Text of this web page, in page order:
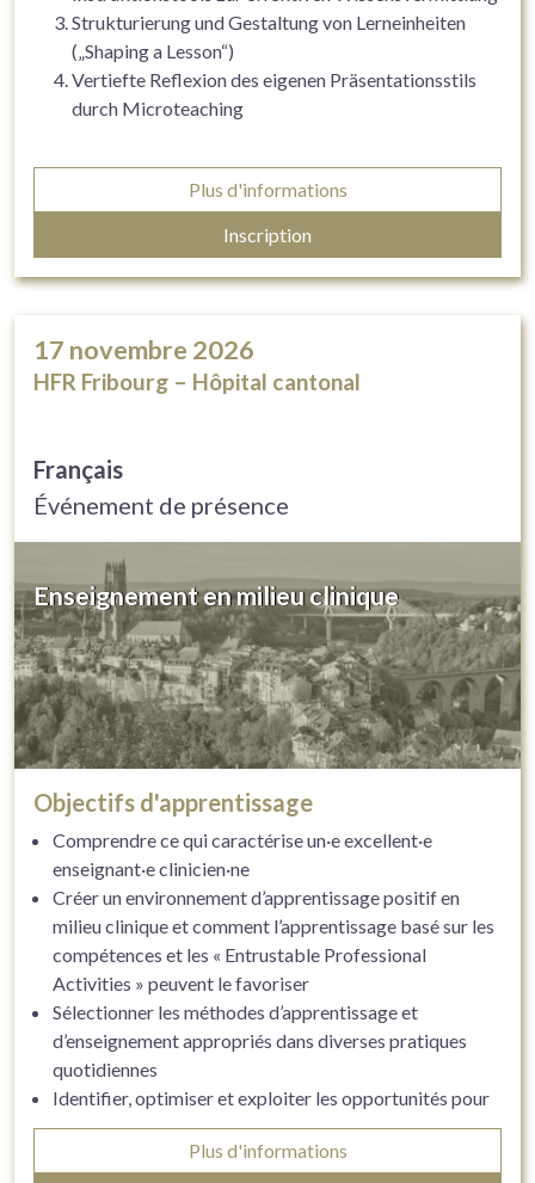
Strukturierung und Gestaltung von Lerneinheiten
(„Shaping a Lesson“)
Vertiefte Reflexion des eigenen Präsentationsstils
durch Microteaching
Plus d'informations
Inscription
17 novembre 2026
HFR Fribourg – Hôpital cantonal
Français
Événement de présence
Enseignement en milieu clinique
Objectifs d'apprentissage
Comprendre ce qui caractérise un·e excellent·e
enseignant·e clinicien·ne
Créer un environnement d’apprentissage positif en
milieu clinique et comment l’apprentissage basé sur les
compétences et les « Entrustable Professional
Activities » peuvent le favoriser
Sélectionner les méthodes d’apprentissage et
d’enseignement appropriés dans diverses pratiques
quotidiennes
Identifier, optimiser et exploiter les opportunités pour
l’enseignement et l’apprentissage en milieu clinique
Appliquer des stratégies efficaces pour évaluer son
Plus d'informations